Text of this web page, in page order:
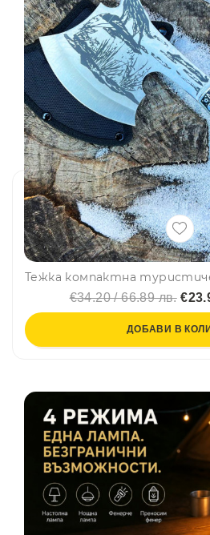
€34.20 / 66.89 лв.
ДОБАВИ В